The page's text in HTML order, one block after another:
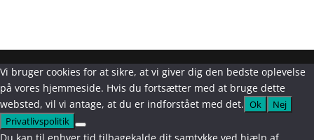
Vi bruger cookies for at sikre, at vi giver dig den bedste oplevelse
på vores hjemmeside. Hvis du fortsætter med at bruge dette
websted, vil vi antage, at du er indforstået med det. Ok
Nej
Privatlivspolitik